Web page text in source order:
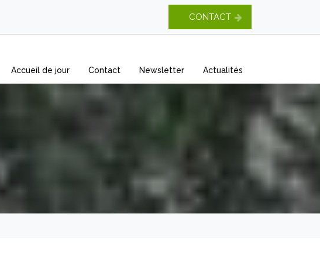
CONTACT
Accueil de jour Contact Newsletter Actualités